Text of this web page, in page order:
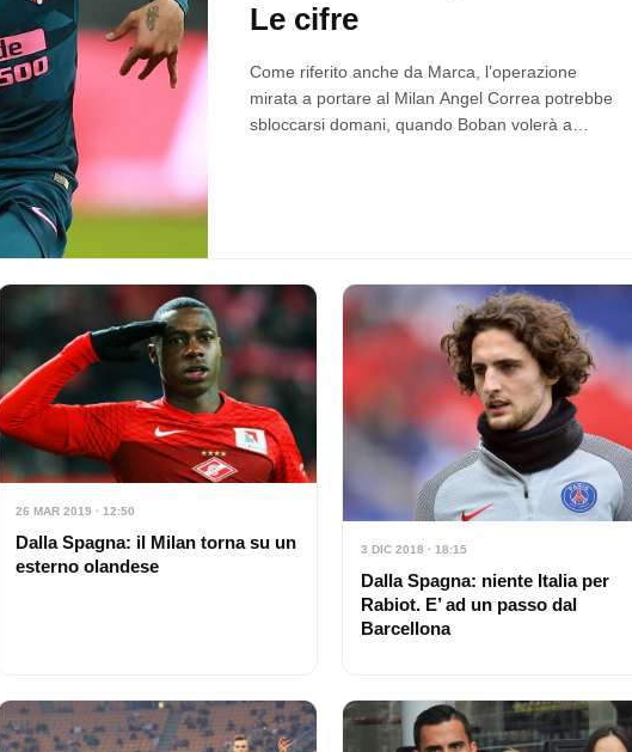
Le cifre
Come riferito anche da Marca, l’operazione
mirata a portare al Milan Angel Correa potrebbe
sbloccarsi domani, quando Boban volerà a
26 MAR 2019 · 12:50
Dalla Spagna: il Milan torna su un
esterno olandese
3 DIC 2018 · 18:15
Dalla Spagna: niente Italia per
Rabiot. E’ ad un passo dal
Barcellona